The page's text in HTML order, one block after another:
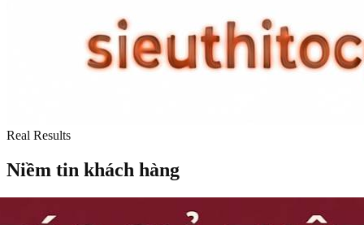
Real Results
Niềm tin khách hàng